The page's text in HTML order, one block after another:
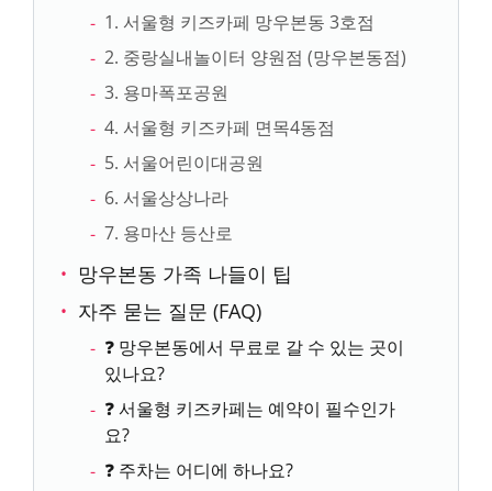
1. 서울형 키즈카페 망우본동 3호점
2. 중랑실내놀이터 양원점 (망우본동점)
3. 용마폭포공원
4. 서울형 키즈카페 면목4동점
5. 서울어린이대공원
6. 서울상상나라
7. 용마산 등산로
망우본동 가족 나들이 팁
자주 묻는 질문 (FAQ)
❓ 망우본동에서 무료로 갈 수 있는 곳이
있나요?
❓ 서울형 키즈카페는 예약이 필수인가
요?
❓ 주차는 어디에 하나요?